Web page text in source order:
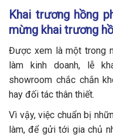
Khai trương hồng
mừng khai trương
Được xem là một trong
làm kinh doanh, lễ
showroom chắc chắn
hay đối tác thân thiết.
Vì vậy, việc chuẩn bị
làm, để gửi tới gia chủ